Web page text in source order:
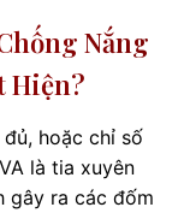
Nắng
Hiện?
hoặc chỉ số
là tia xuyên
gây ra các đốm